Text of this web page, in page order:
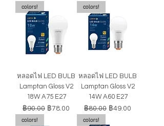
colors!
หลอดไฟ LED BULB
Lamptan Gloss V2
18W A75 E27
ราคาปกติ
฿90.00 ราคาขายลด
฿78.00
colors!
หลอดไฟ LED BULB
Lamptan Gloss V2
14W A60 E27
ราคาปกติ
฿80.00 ราคาขายลด
฿49.00
colors!
colors!